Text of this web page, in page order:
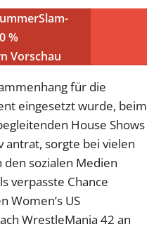
%
Vorschau
für die
eingesetzt wurde, beim
House Shows
antrat, sorgte bei vielen
den sozialen Medien
verpasste Chance
Women’s US
WrestleMania 42 an